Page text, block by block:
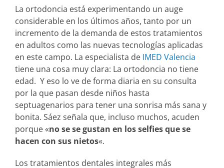
La ortodoncia está experimentando un auge
considerable en los últimos años, tanto por un
incremento de la demanda de estos tratamientos
en adultos como las nuevas tecnologías aplicadas
en este campo. La especialista de IMED Valencia
tiene una cosa muy clara: La ortodoncia no tiene
edad. Y eso lo ve de forma diaria en su consulta
por la que pasan desde niños hasta
septuagenarios para tener una sonrisa más sana y
bonita. Sáez señala que, incluso muchos, acuden
porque «no se se gustan en los selfies que se
hacen con sus nietos«.
Los tratamientos dentales integrales más